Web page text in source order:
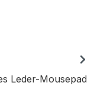
Leder-Mousepad